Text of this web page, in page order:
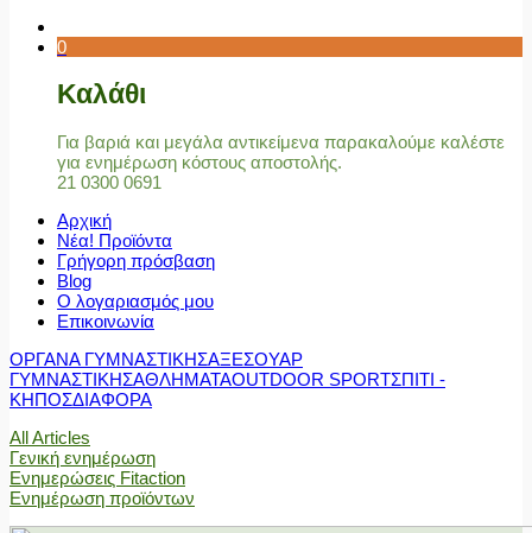
0
Καλάθι
Για βαριά και μεγάλα αντικείμενα παρακαλούμε καλέστε
για ενημέρωση κόστους αποστολής.
21 0300 0691
Αρχική
Νέα! Προϊόντα
Γρήγορη πρόσβαση
Blog
Ο λογαριασμός μου
Επικοινωνία
ΟΡΓΑΝΑ ΓΥΜΝΑΣΤΙΚΗΣΑΞΕΣΟΥΑΡ
ΓΥΜΝΑΣΤΙΚΗΣΑΘΛΗΜΑΤΑOUTDOOR SPORTΣΠΙΤΙ -
ΚΗΠΟΣΔΙΑΦΟΡΑ
All Articles
Γενική ενημέρωση
Ενημερώσεις Fitaction
Ενημέρωση προϊόντων